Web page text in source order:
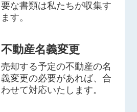
要な書類は私たちが収集す
ます。
不動産名義変更
売却する予定の不動産の名
義変更の必要があれば、合
わせて対応いたします。